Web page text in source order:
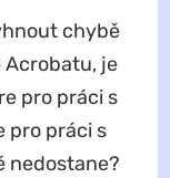
chybě
Acrobatu, je
pro práci s
pro práci s
nedostane?